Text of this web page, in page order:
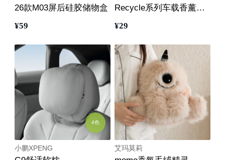
26款M03屏后硅胶储物盒
¥59
Recycle系列车载香薰补充装
¥29
4色
小鹏XPENG 艾玛莫莉